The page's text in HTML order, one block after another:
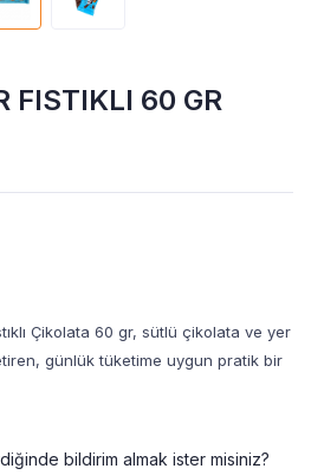
FISTIKLI 60 GR
Çikolata 60 gr, sütlü çikolata ve yer
günlük tüketime uygun pratik bir
bildirim almak ister misiniz?